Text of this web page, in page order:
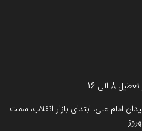
الی 16
امام علی، ابتدای بازار انقلاب، سمت